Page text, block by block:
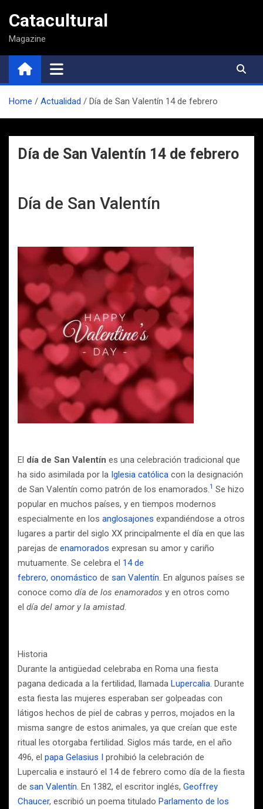
contenido
Catacultural
Magazine
Home Actualidad Día de San Valentín 14 de febrero
Día de San Valentín 14 de febrero
Día de San Valentín
El día de San Valentín es una celebración tradicional que
ha sido asimilada por la Iglesia católica con la designación
de San Valentín como patrón de los enamorados.1 Se hizo
popular en muchos países, y en tiempos modernos
especialmente en los anglosajones expandiéndose a otros
lugares a partir del siglo XX principalmente el día en que las
parejas de enamorados expresan su amor y cariño
mutuamente. Se celebra el 14 de
febrero, onomástico de san Valentín. En algunos países se
conoce como día de los enamorados y en otros como
el día del amor y la amistad.
Historia
Durante la antigüedad celebraba en Roma una fiesta
pagana dedicada a la fertilidad, llamada Lupercalia. Durante
esta fiesta las mujeres esperaban ser golpeadas con
látigos hechos de piel de cabras y perros, mojados en la
misma sangre de estos animales, ya que creían que este
ritual les otorgaba fertilidad. Siglos más tarde, en el año
496, el papa Gelasius I prohibió la celebración de
Lupercalia e instauró el 14 de febrero como día de la fiesta
de san Valentín. En 1382, el escritor inglés, Geoffrey
Chaucer, escribió un poema titulado Parlamento de los